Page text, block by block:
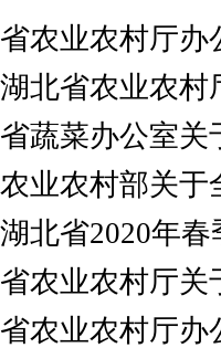
省农业农村厅办
湖北省农业农村
省蔬菜办公室关
农业农村部关于
湖北省2020年
省农业农村厅关
省农业农村厅办